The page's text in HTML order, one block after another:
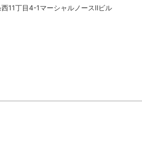
11丁目4-1マーシャルノースⅡビル